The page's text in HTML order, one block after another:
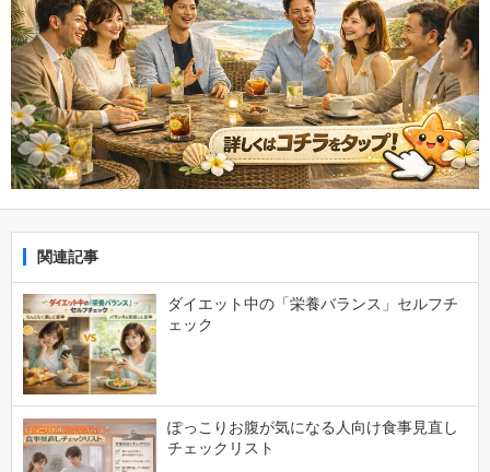
関連記事
ダイエット中の「栄養バランス」セルフチ
ェック
ぽっこりお腹が気になる人向け食事見直し
チェックリスト